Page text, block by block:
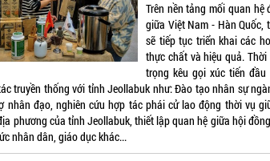
Trên nền tảng mối quan
giữa Việt Nam - Hàn
sẽ tiếp tục triển khai các
thực chất và hiệu quả.
trọng kêu gọi xúc tiến
truyền thống với tỉnh Jeollabuk như: Đào tạo nhân sự
nhân đạo, nghiên cứu hợp tác phái cử lao động thời vụ
phương của tỉnh Jeollabuk, thiết lập quan hệ giữa hội
nhân dân, giáo dục khác...